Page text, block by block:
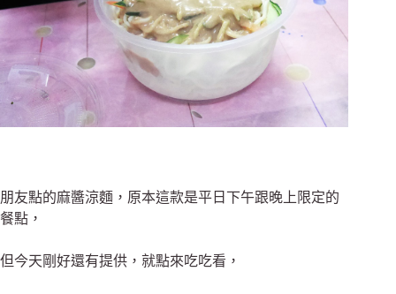
朋友點的麻醬涼麵，原本這款是平日下午跟晚上限定的
餐點，
但今天剛好還有提供，就點來吃吃看，